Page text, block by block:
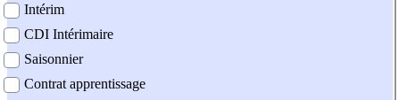
Intérim
CDI Intérimaire
Saisonnier
Contrat apprentissage